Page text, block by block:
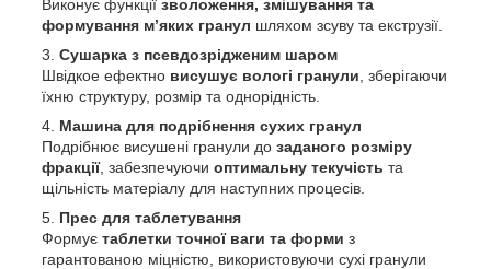
Виконує функції зволоження, змішування та
формування м’яких гранул шляхом зсуву та екструзії.
Сушарка з псевдозрідженим шаром
Швідкое ефектно висушує вологі гранули , зберігаючи
їхню структуру, розмір та однорідність.
Машина для подрібнення сухих гранул
Подрібнює висушені гранули до заданого розміру
фракції, забезпечуючи оптимальну текучість та
щільність матеріалу для наступних процесів.
Прес для таблетування
Формує таблетки точної ваги та форми з
гарантованою міцністю, використовуючи сухі гранули